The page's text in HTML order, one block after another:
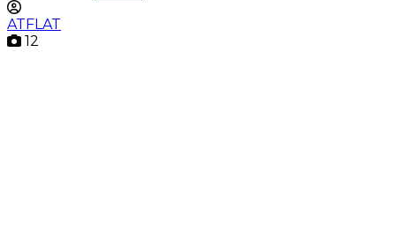
ATFLAT
12